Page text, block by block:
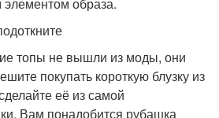
образа.
топы не вышли из моды, они
покупать короткую блузку из
её из самой
Вам понадобится рубашка